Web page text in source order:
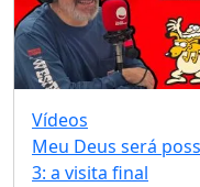
Vídeos
Meu Deus será
3: a visita final